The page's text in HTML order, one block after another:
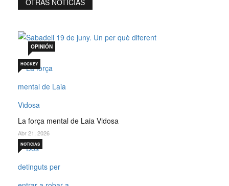
OTRAS NOTICIAS
Sabadell 19 de juny. Un per què diferent
OPINIÓN
La força mental de Laia Vidosa
HOCKEY
Abr 21, 2026
NOTICIAS